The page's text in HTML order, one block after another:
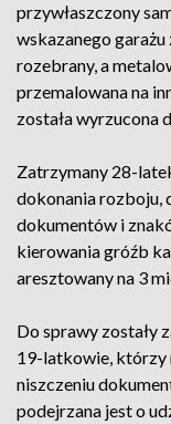
przywłaszczony
wskazanego
rozebrany, a
przemalowana na
została wyrzucona
Zatrzymany 28-
dokonania rozboju,
dokumentów i
kierowania gróźb
aresztowany na 3
Do sprawy zostały
19-latkowie, którzy
niszczeniu
podejrzana jest o